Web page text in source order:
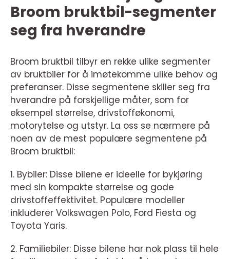
Broom bruktbil-segmenter
seg fra hverandre
Broom bruktbil tilbyr en rekke ulike segmenter
av bruktbiler for å imøtekomme ulike behov og
preferanser. Disse segmentene skiller seg fra
hverandre på forskjellige måter, som for
eksempel størrelse, drivstofføkonomi,
motorytelse og utstyr. La oss se nærmere på
noen av de mest populære segmentene på
Broom bruktbil:
1. Bybiler: Disse bilene er ideelle for bykjøring
med sin kompakte størrelse og gode
drivstoffeffektivitet. Populære modeller
inkluderer Volkswagen Polo, Ford Fiesta og
Toyota Yaris.
2. Familiebiler: Disse bilene har nok plass til hele